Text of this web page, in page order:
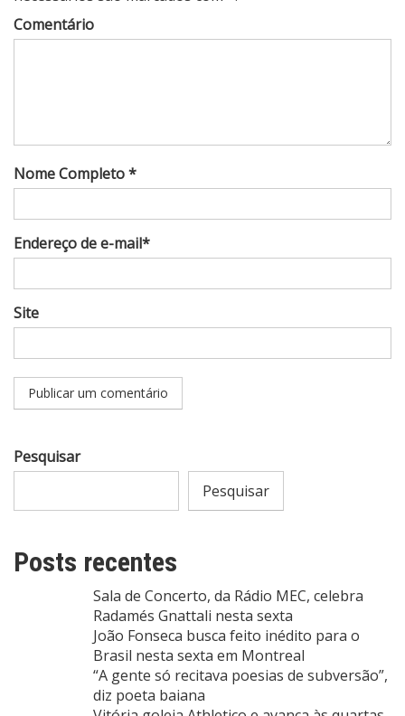
Comentário
Nome Completo *
Endereço de e-mail*
Site
Pesquisar
Pesquisar
Posts recentes
Sala de Concerto, da Rádio MEC, celebra
Radamés Gnattali nesta sexta
João Fonseca busca feito inédito para o
Brasil nesta sexta em Montreal
“A gente só recitava poesias de subversão”,
diz poeta baiana